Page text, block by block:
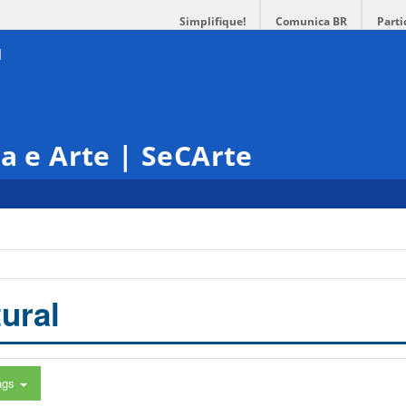
Simplifique! Comunica BR
e Arte | SeCArte